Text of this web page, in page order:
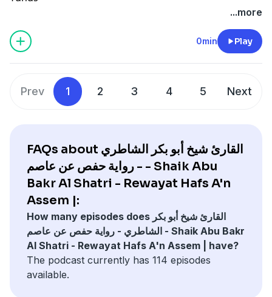
...more
0min Play
Prev 1 2 3 4 5 Next
FAQs about القارئ شيخ أبو بكر الشاطري
- رواية حفص عن عاصم - Shaik Abu
Bakr Al Shatri - Rewayat Hafs A'n
Assem |:
How many episodes does القارئ شيخ أبو بكر
الشاطري - رواية حفص عن عاصم - Shaik Abu Bakr
Al Shatri - Rewayat Hafs A'n Assem | have?
The podcast currently has 114 episodes
available.